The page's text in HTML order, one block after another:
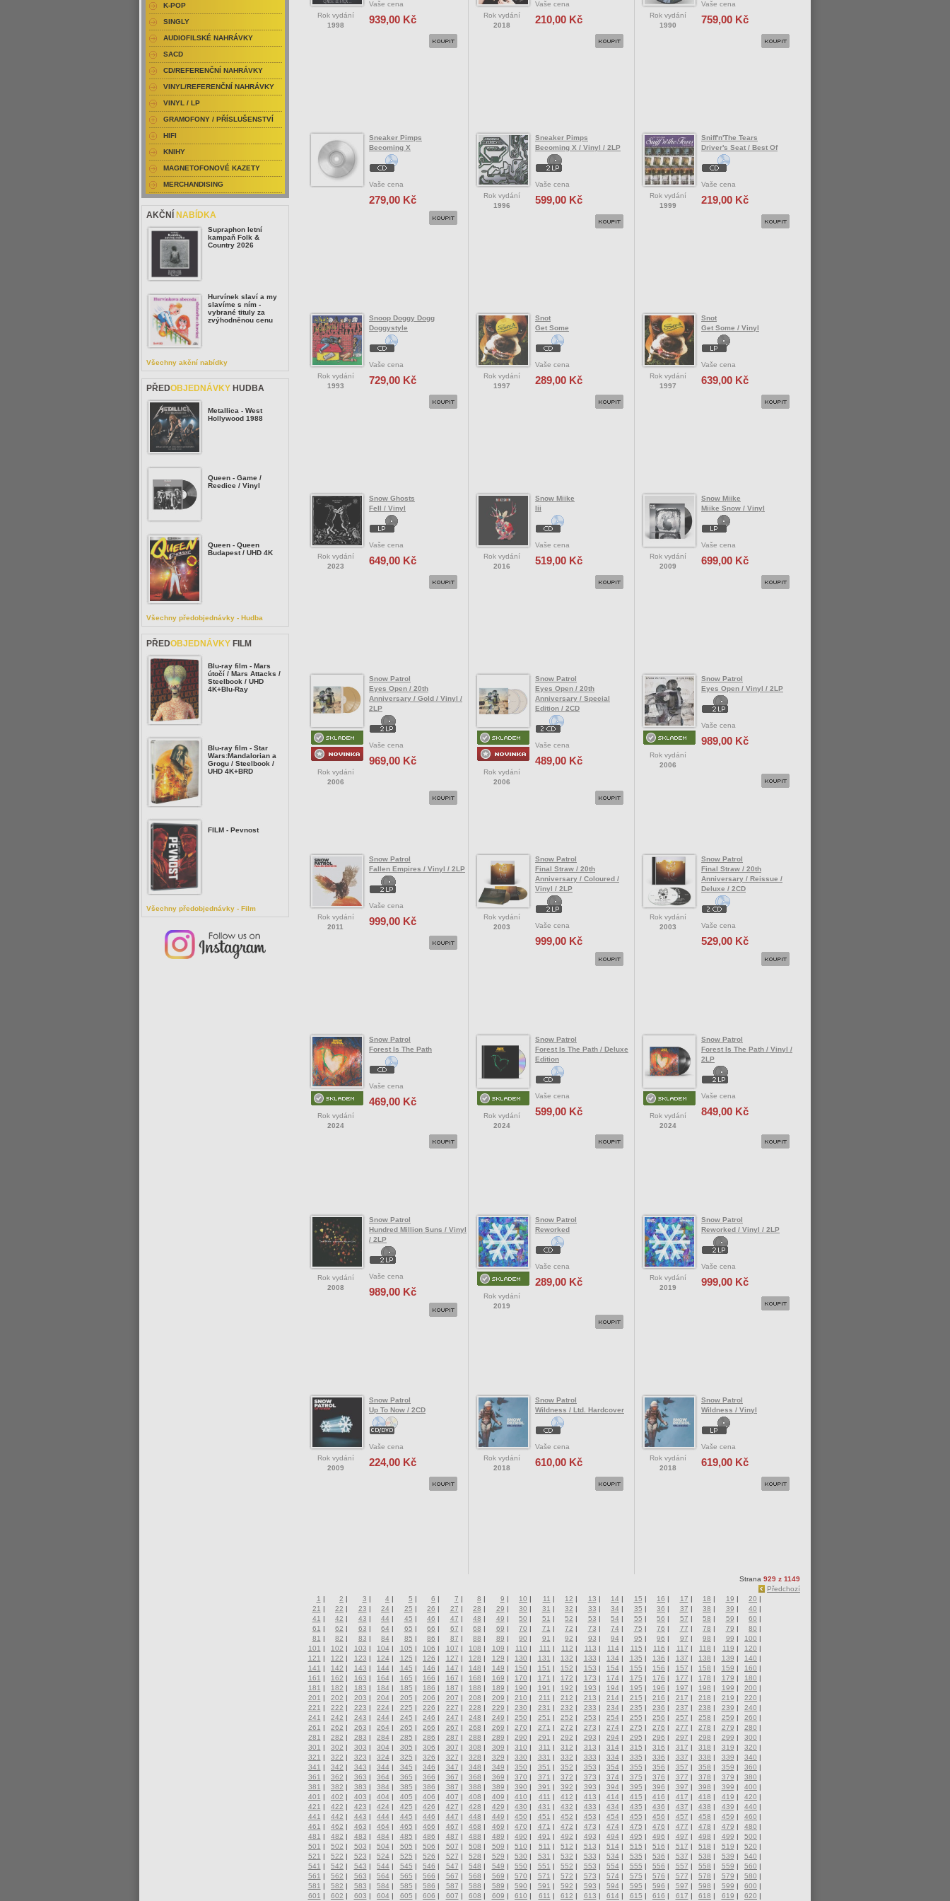
Rok vydání
1998
Vaše cena
939,00 Kč
Rok vydání
2018
Vaše cena
210,00 Kč
Rok vydání
1990
Vaše cena
759,00 Kč
Sneaker Pimps
Becoming X
Vaše cena
279,00 Kč
Rok vydání
1996
Sneaker Pimps
Becoming X / Vinyl / 2LP
Vaše cena
599,00 Kč
Rok vydání
1999
Sniff'n'The Tears
Driver's Seat / Best Of
Vaše cena
219,00 Kč
Rok vydání
1993
Snoop Doggy Dogg
Doggystyle
Vaše cena
729,00 Kč
Rok vydání
1997
Snot
Get Some
Vaše cena
289,00 Kč
Rok vydání
1997
Snot
Get Some / Vinyl
Vaše cena
639,00 Kč
Rok vydání
2023
Snow Ghosts
Fell / Vinyl
Vaše cena
649,00 Kč
Rok vydání
2016
Snow Miike
Iii
Vaše cena
519,00 Kč
Rok vydání
2009
Snow Miike
Miike Snow / Vinyl
Vaše cena
699,00 Kč
Rok vydání
2006
Snow Patrol
Eyes Open / 20th
Anniversary / Gold / Vinyl /
2LP
Vaše cena
969,00 Kč
Rok vydání
2006
Snow Patrol
Eyes Open / 20th
Anniversary / Special
Edition / 2CD
Vaše cena
489,00 Kč
Rok vydání
2006
Snow Patrol
Eyes Open / Vinyl / 2LP
Vaše cena
989,00 Kč
Rok vydání
2011
Snow Patrol
Fallen Empires / Vinyl / 2LP
Vaše cena
999,00 Kč
Rok vydání
2003
Snow Patrol
Final Straw / 20th
Anniversary / Coloured /
Vinyl / 2LP
Vaše cena
999,00 Kč
Rok vydání
2003
Snow Patrol
Final Straw / 20th
Anniversary / Reissue /
Deluxe / 2CD
Vaše cena
529,00 Kč
Rok vydání
2024
Snow Patrol
Forest Is The Path
Vaše cena
469,00 Kč
Rok vydání
2024
Snow Patrol
Forest Is The Path / Deluxe
Edition
Vaše cena
599,00 Kč
Rok vydání
2024
Snow Patrol
Forest Is The Path / Vinyl /
2LP
Vaše cena
849,00 Kč
Rok vydání
2008
Snow Patrol
Hundred Million Suns / Vinyl
/ 2LP
Vaše cena
989,00 Kč
Rok vydání
2019
Snow Patrol
Reworked
Vaše cena
289,00 Kč
Rok vydání
2019
Snow Patrol
Reworked / Vinyl / 2LP
Vaše cena
999,00 Kč
Rok vydání
2009
Snow Patrol
Up To Now / 2CD
Vaše cena
224,00 Kč
Rok vydání
2018
Snow Patrol
Wildness / Ltd. Hardcover
Vaše cena
610,00 Kč
Rok vydání
2018
Snow Patrol
Wildness / Vinyl
Vaše cena
619,00 Kč
Strana 929 z 1149
Předchozí
1 | 2 | 3 | 4 | 5 | 6 | 7 | 8 | 9 | 10 | 11 | 12 | 13 | 14 | 15 | 16 | 17 | 18 | 19 | 20 |
21 | 22 | 23 | 24 | 25 | 26 | 27 | 28 | 29 | 30 | 31 | 32 | 33 | 34 | 35 | 36 | 37 | 38 | 39 | 40 |
41 | 42 | 43 | 44 | 45 | 46 | 47 | 48 | 49 | 50 | 51 | 52 | 53 | 54 | 55 | 56 | 57 | 58 | 59 | 60 |
61 | 62 | 63 | 64 | 65 | 66 | 67 | 68 | 69 | 70 | 71 | 72 | 73 | 74 | 75 | 76 | 77 | 78 | 79 | 80 |
81 | 82 | 83 | 84 | 85 | 86 | 87 | 88 | 89 | 90 | 91 | 92 | 93 | 94 | 95 | 96 | 97 | 98 | 99 | 100 |
101 | 102 | 103 | 104 | 105 | 106 | 107 | 108 | 109 | 110 | 111 | 112 | 113 | 114 | 115 | 116 | 117 | 118 | 119 | 120 |
121 | 122 | 123 | 124 | 125 | 126 | 127 | 128 | 129 | 130 | 131 | 132 | 133 | 134 | 135 | 136 | 137 | 138 | 139 | 140 |
141 | 142 | 143 | 144 | 145 | 146 | 147 | 148 | 149 | 150 | 151 | 152 | 153 | 154 | 155 | 156 | 157 | 158 | 159 | 160 |
161 | 162 | 163 | 164 | 165 | 166 | 167 | 168 | 169 | 170 | 171 | 172 | 173 | 174 | 175 | 176 | 177 | 178 | 179 | 180 |
181 | 182 | 183 | 184 | 185 | 186 | 187 | 188 | 189 | 190 | 191 | 192 | 193 | 194 | 195 | 196 | 197 | 198 | 199 | 200 |
201 | 202 | 203 | 204 | 205 | 206 | 207 | 208 | 209 | 210 | 211 | 212 | 213 | 214 | 215 | 216 | 217 | 218 | 219 | 220 |
221 | 222 | 223 | 224 | 225 | 226 | 227 | 228 | 229 | 230 | 231 | 232 | 233 | 234 | 235 | 236 | 237 | 238 | 239 | 240 |
241 | 242 | 243 | 244 | 245 | 246 | 247 | 248 | 249 | 250 | 251 | 252 | 253 | 254 | 255 | 256 | 257 | 258 | 259 | 260 |
261 | 262 | 263 | 264 | 265 | 266 | 267 | 268 | 269 | 270 | 271 | 272 | 273 | 274 | 275 | 276 | 277 | 278 | 279 | 280 |
281 | 282 | 283 | 284 | 285 | 286 | 287 | 288 | 289 | 290 | 291 | 292 | 293 | 294 | 295 | 296 | 297 | 298 | 299 | 300 |
301 | 302 | 303 | 304 | 305 | 306 | 307 | 308 | 309 | 310 | 311 | 312 | 313 | 314 | 315 | 316 | 317 | 318 | 319 | 320 |
321 | 322 | 323 | 324 | 325 | 326 | 327 | 328 | 329 | 330 | 331 | 332 | 333 | 334 | 335 | 336 | 337 | 338 | 339 | 340 |
341 | 342 | 343 | 344 | 345 | 346 | 347 | 348 | 349 | 350 | 351 | 352 | 353 | 354 | 355 | 356 | 357 | 358 | 359 | 360 |
361 | 362 | 363 | 364 | 365 | 366 | 367 | 368 | 369 | 370 | 371 | 372 | 373 | 374 | 375 | 376 | 377 | 378 | 379 | 380 |
381 | 382 | 383 | 384 | 385 | 386 | 387 | 388 | 389 | 390 | 391 | 392 | 393 | 394 | 395 | 396 | 397 | 398 | 399 | 400 |
401 | 402 | 403 | 404 | 405 | 406 | 407 | 408 | 409 | 410 | 411 | 412 | 413 | 414 | 415 | 416 | 417 | 418 | 419 | 420 |
421 | 422 | 423 | 424 | 425 | 426 | 427 | 428 | 429 | 430 | 431 | 432 | 433 | 434 | 435 | 436 | 437 | 438 | 439 | 440 |
441 | 442 | 443 | 444 | 445 | 446 | 447 | 448 | 449 | 450 | 451 | 452 | 453 | 454 | 455 | 456 | 457 | 458 | 459 | 460 |
461 | 462 | 463 | 464 | 465 | 466 | 467 | 468 | 469 | 470 | 471 | 472 | 473 | 474 | 475 | 476 | 477 | 478 | 479 | 480 |
481 | 482 | 483 | 484 | 485 | 486 | 487 | 488 | 489 | 490 | 491 | 492 | 493 | 494 | 495 | 496 | 497 | 498 | 499 | 500 |
501 | 502 | 503 | 504 | 505 | 506 | 507 | 508 | 509 | 510 | 511 | 512 | 513 | 514 | 515 | 516 | 517 | 518 | 519 | 520 |
521 | 522 | 523 | 524 | 525 | 526 | 527 | 528 | 529 | 530 | 531 | 532 | 533 | 534 | 535 | 536 | 537 | 538 | 539 | 540 |
541 | 542 | 543 | 544 | 545 | 546 | 547 | 548 | 549 | 550 | 551 | 552 | 553 | 554 | 555 | 556 | 557 | 558 | 559 | 560 |
561 | 562 | 563 | 564 | 565 | 566 | 567 | 568 | 569 | 570 | 571 | 572 | 573 | 574 | 575 | 576 | 577 | 578 | 579 | 580 |
581 | 582 | 583 | 584 | 585 | 586 | 587 | 588 | 589 | 590 | 591 | 592 | 593 | 594 | 595 | 596 | 597 | 598 | 599 | 600 |
601 | 602 | 603 | 604 | 605 | 606 | 607 | 608 | 609 | 610 | 611 | 612 | 613 | 614 | 615 | 616 | 617 | 618 | 619 | 620 |
K-POP
SINGLY
AUDIOFILSKÉ NAHRÁVKY
SACD
CD/REFERENČNÍ NAHRÁVKY
VINYL/REFERENČNÍ NAHRÁVKY
VINYL / LP
GRAMOFONY / PŘÍSLUŠENSTVÍ
HIFI
KNIHY
MAGNETOFONOVÉ KAZETY
MERCHANDISING
AKČNÍ NABÍDKA
Supraphon letní
kampaň Folk &
Country 2026
Hurvínek slaví a my
slavíme s ním -
vybrané tituly za
zvýhodněnou cenu
Všechny akční nabídky
PŘEDOBJEDNÁVKY HUDBA
Metallica - West
Hollywood 1988
Queen - Game /
Reedice / Vinyl
Queen - Queen
Budapest / UHD 4K
Všechny předobjednávky - Hudba
PŘEDOBJEDNÁVKY FILM
Blu-ray film - Mars
útočí / Mars Attacks /
Steelbook / UHD
4K+Blu-Ray
Blu-ray film - Star
Wars:Mandalorian a
Grogu / Steelbook /
UHD 4K+BRD
FILM - Pevnost
Všechny předobjednávky - Film